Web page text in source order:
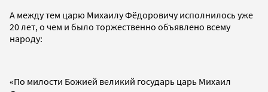
А между тем царю Михаилу Фёдоровичу исполнилось уже
20 лет, о чем и было торжественно объявлено всему
народу:
«По милости Божией великий государь царь Михаил